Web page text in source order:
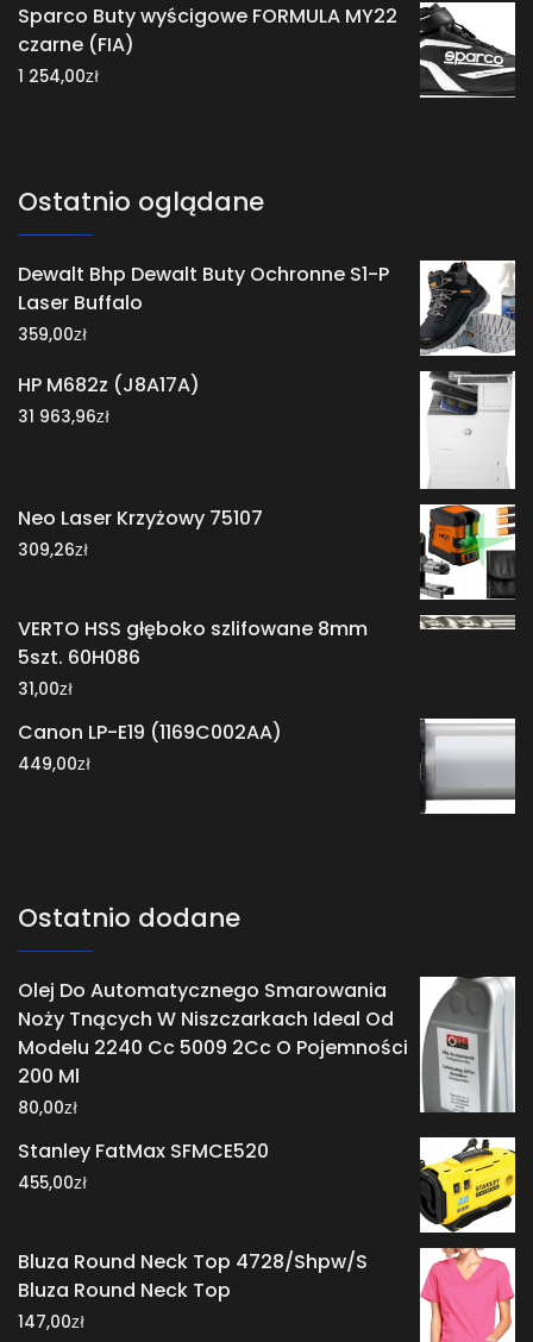
Sparco Buty wyścigowe FORMULA MY22
czarne (FIA)
1 254,00zł
Ostatnio oglądane
Dewalt Bhp Dewalt Buty Ochronne S1-P
Laser Buffalo
359,00zł
HP M682z (J8A17A)
31 963,96zł
Neo Laser Krzyżowy 75107
309,26zł
VERTO HSS głęboko szlifowane 8mm
5szt. 60H086
31,00zł
Canon LP-E19 (1169C002AA)
449,00zł
Ostatnio dodane
Olej Do Automatycznego Smarowania
Noży Tnących W Niszczarkach Ideal Od
Modelu 2240 Cc 5009 2Cc O Pojemności
200 Ml
80,00zł
Stanley FatMax SFMCE520
455,00zł
Bluza Round Neck Top 4728/Shpw/S
Bluza Round Neck Top
147,00zł